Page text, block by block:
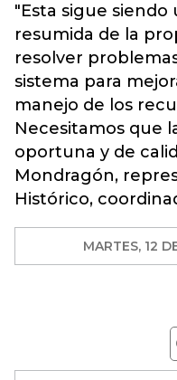
"Esta sigue siendo
resumida de la
resolver
sistema para
manejo de los
Necesitamos que
oportuna y de
Mondragón,
Histórico,
MARTES, 12